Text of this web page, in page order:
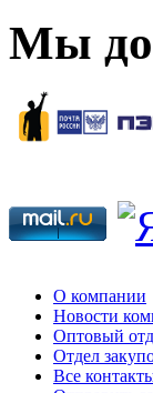
Мы
О компании
Новости
Оптовый
Отдел
Все